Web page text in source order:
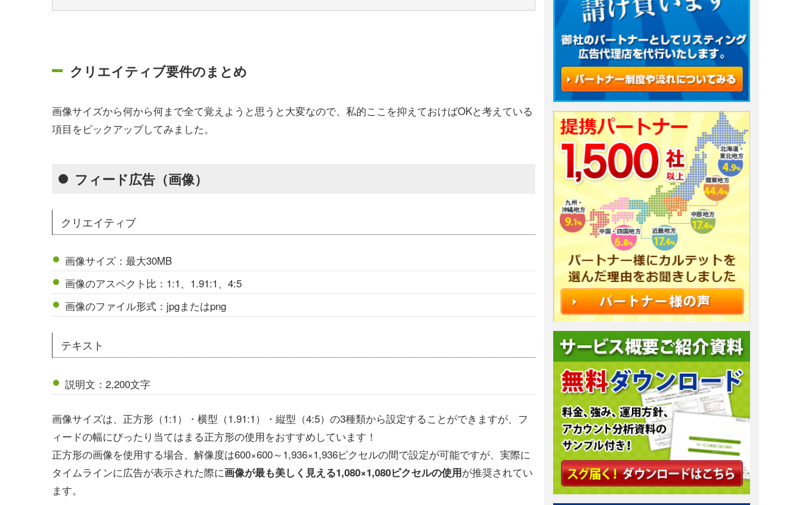
クリエイティブ要件のまとめ
画像サイズから何から何まで全て覚えようと思うと大変なので、私的ここを抑えておけばOKと考えている
項目をピックアップしてみました。
フィード広告（画像）
クリエイティブ
画像サイズ：最大30MB
画像のアスペクト比：1:1、1.91:1、4:5
画像のファイル形式：jpgまたはpng
テキスト
説明文：2,200文字
画像サイズは、正方形（1:1）・横型（1.91:1）・縦型（4:5）の3種類から設定することができますが、フ
ィードの幅にぴったり当てはまる正方形の使用をおすすめしています！
正方形の画像を使用する場合、解像度は600×600～1,936×1,936ピクセルの間で設定が可能ですが、実際に
タイムラインに広告が表示された際に画像が最も美しく見える1,080×1,080ピクセルの使用が推奨されてい
ます。